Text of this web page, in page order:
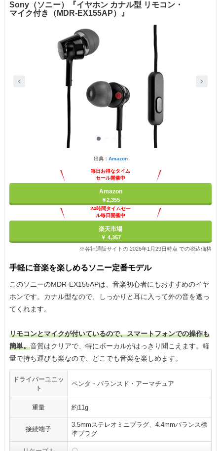
Sony（ソニー）『イヤホン カナル型 リモコン・
マイク付き（MDR-EX155AP）』
出典： Amazon
毎日お得なタイム
セール開催中
Amazon
￥2,355
24時間タイムセー
ル毎日開催中
楽天市場
￥ 4,357
※各社通販サイトの 2026年1月29日時点 での税込価格
手軽に音楽を楽しめるソニー定番モデル
このソニーのMDR-EX155APは、音楽初心者にもおすすめのイヤ
ホンです。カナル型なので、しっかりと耳に入って外の音を遮っ
てくれます。
リモコンとマイクが付いているので、スマートフォンでの操作も
簡単。音質はクリアで、特にボーカルがはっきり聞こえます。軽
量で持ち運びも楽なので、どこでも音楽を楽しめます。
ドライバーユニッ
ト
ペンタ・バランスド・アーマチュア
重量 約11g
接続端子
3.5mmステレオミニプラグ、4.4mmバランス標
準プラグ